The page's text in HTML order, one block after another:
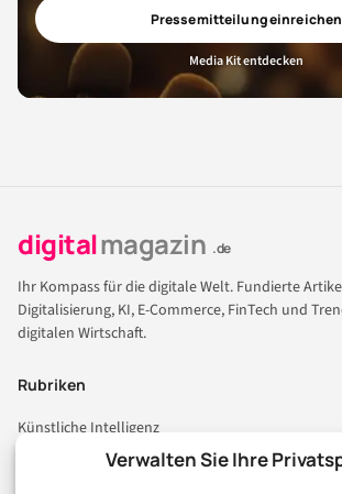
Verwalten Sie Ihre
Pressemitteilung einreichen
Media Kit entdecken
digitalmagazin .de
Ihr Kompass für die digitale Welt. Fundierte
Digitalisierung, KI, E-Commerce, FinTech und
digitalen Wirtschaft.
Rubriken
Künstliche Intelligenz
Technologie & IT